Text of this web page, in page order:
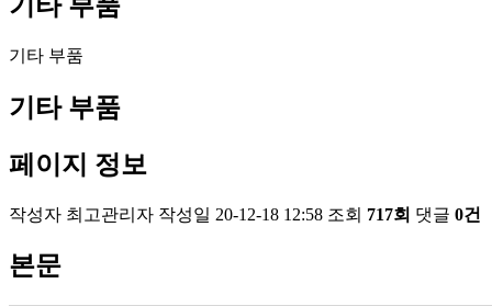
기타 부품
기타 부품
페이지 정보
작성자 최고관리자 작성일 20-12-18 12:58 조회 717회 댓글 0건
본문